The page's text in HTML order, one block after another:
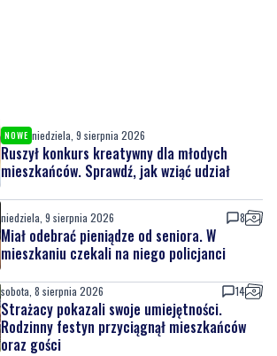
NOWE niedziela, 9 sierpnia 2026
Ruszył konkurs kreatywny dla młodych
mieszkańców. Sprawdź, jak wziąć udział
niedziela, 9 sierpnia 2026 8
Miał odebrać pieniądze od seniora. W
mieszkaniu czekali na niego policjanci
sobota, 8 sierpnia 2026 14
Strażacy pokazali swoje umiejętności.
Rodzinny festyn przyciągnął mieszkańców
oraz gości